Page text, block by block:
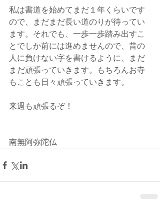
私は書道を始めてまだ１年くらいです
ので、まだまだ長い道のりが待ってい
ます。それでも、一歩一歩踏み出すこ
とでしか前には進めませんので、昔の
人に負けない字を書けるように、まだ
まだ頑張っていきます。もちろんお寺
もことも日々頑張っていきます。
来週も頑張るぞ！
南無阿弥陀仏